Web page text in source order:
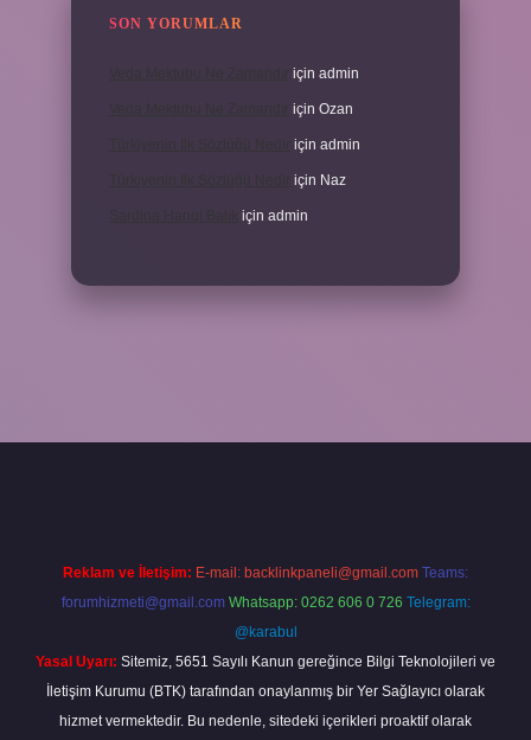
SON YORUMLAR
için admin
için Ozan
için admin
için Naz
için admin
Reklam ve İletişim: E-mail: backlinkpaneli@gmail.com Teams:
forumhizmeti@gmail.com Whatsapp: 0262 606 0 726 Telegram:
@karabul
Yasal Uyarı: Sitemiz, 5651 Sayılı Kanun gereğince Bilgi Teknolojileri ve
İletişim Kurumu (BTK) tarafından onaylanmış bir Yer Sağlayıcı olarak
hizmet vermektedir. Bu nedenle, sitedeki içerikleri proaktif olarak